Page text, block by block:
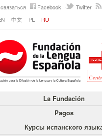
связаться Facebook Twitter
中文 PL RU
La Fundación
Pagos
Курсы испанского